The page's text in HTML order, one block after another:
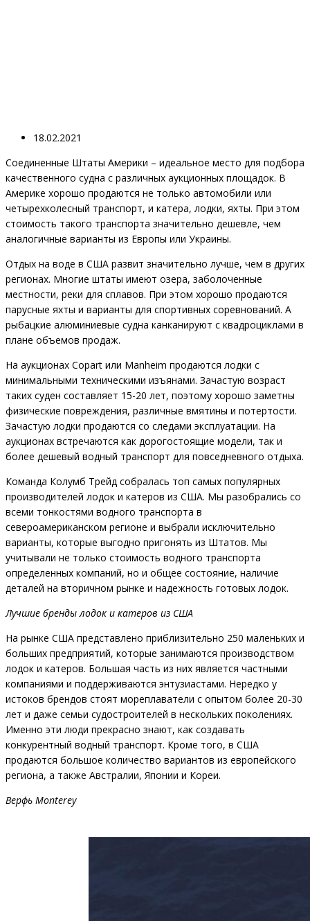
18.02.2021
Соединенные Штаты Америки – идеальное место для подбора
качественного судна с различных аукционных площадок. В
Америке хорошо продаются не только автомобили или
четырехколесный транспорт, и катера, лодки, яхты. При этом
стоимость такого транспорта значительно дешевле, чем
аналогичные варианты из Европы или Украины.
Отдых на воде в США развит значительно лучше, чем в других
регионах. Многие штаты имеют озера, заболоченные
местности, реки для сплавов. При этом хорошо продаются
парусные яхты и варианты для спортивных соревнований. А
рыбацкие алюминиевые судна канканируют с квадроциклами в
плане объемов продаж.
На аукционах Copart или Manheim продаются лодки с
минимальными техническими изъянами. Зачастую возраст
таких суден составляет 15-20 лет, поэтому хорошо заметны
физические повреждения, различные вмятины и потертости.
Зачастую лодки продаются со следами эксплуатации. На
аукционах встречаются как дорогостоящие модели, так и
более дешевый водный транспорт для повседневного отдыха.
Команда Колумб Трейд собралась топ самых популярных
производителей лодок и катеров из США. Мы разобрались со
всеми тонкостями водного транспорта в
североамериканском регионе и выбрали исключительно
варианты, которые выгодно пригонять из Штатов. Мы
учитывали не только стоимость водного транспорта
определенных компаний, но и общее состояние, наличие
деталей на вторичном рынке и надежность готовых лодок.
Лучшие бренды лодок и катеров из США
На рынке США представлено приблизительно 250 маленьких и
больших предприятий, которые занимаются производством
лодок и катеров. Большая часть из них является частными
компаниями и поддерживаются энтузиастами. Нередко у
истоков брендов стоят мореплаватели с опытом более 20-30
лет и даже семьи судостроителей в нескольких поколениях.
Именно эти люди прекрасно знают, как создавать
конкурентный водный транспорт. Кроме того, в США
продаются большое количество вариантов из европейского
региона, а также Австралии, Японии и Кореи.
Верфь Monterey